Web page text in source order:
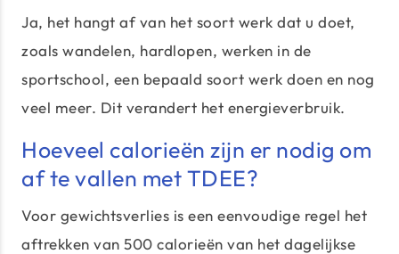
Ja, het hangt af van het soort werk dat u doet,
zoals wandelen, hardlopen, werken in de
sportschool, een bepaald soort werk doen en nog
veel meer. Dit verandert het energieverbruik.
Hoeveel calorieën zijn er nodig om
af te vallen met TDEE?
Voor gewichtsverlies is een eenvoudige regel het
aftrekken van 500 calorieën van het dagelijkse